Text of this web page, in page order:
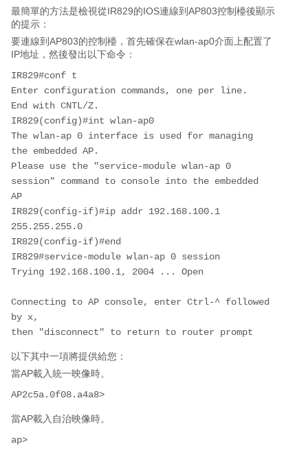
最簡單的方法是檢視從IR829的IOS連線到AP803控制檯後顯示
的提示：
要連線到AP803的控制檯，首先確保在wlan-ap0介面上配置了
IP地址，然後發出以下命令：
IR829#conf t
Enter configuration commands, one per line.
End with CNTL/Z.
IR829(config)#int wlan-ap0
The wlan-ap 0 interface is used for managing
the embedded AP.
Please use the "service-module wlan-ap 0
session" command to console into the embedded
AP
IR829(config-if)#ip addr 192.168.100.1
255.255.255.0
IR829(config-if)#end
IR829#service-module wlan-ap 0 session
Trying 192.168.100.1, 2004 ... Open
Connecting to AP console, enter Ctrl-^ followed
by x,
then "disconnect" to return to router prompt
以下其中一項將提供給您：
當AP載入統一映像時。
AP2c5a.0f08.a4a8>
當AP載入自治映像時。
ap>